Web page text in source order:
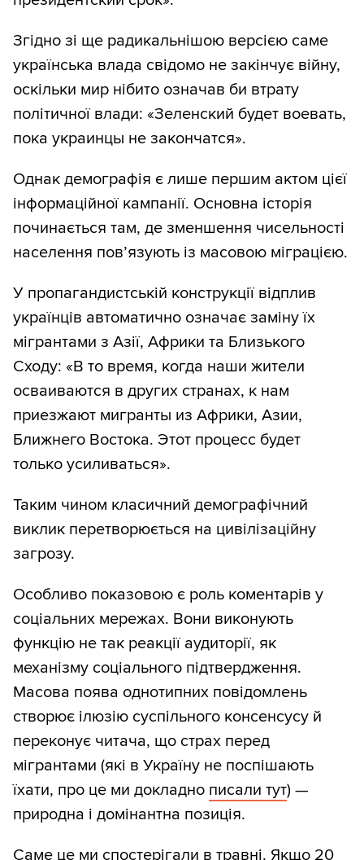
Згідно зі ще радикальнішою версією саме
українська влада свідомо не закінчує війну,
оскільки мир нібито означав би втрату
політичної влади: «Зеленский будет воевать,
пока украинцы не закончатся».
Однак демографія є лише першим актом цієї
інформаційної кампанії. Основна історія
починається там, де зменшення чисельності
населення пов’язують із масовою міграцією.
У пропагандистській конструкції відплив
українців автоматично означає заміну їх
мігрантами з Азії, Африки та Близького
Сходу: «В то время, когда наши жители
осваиваются в других странах, к нам
приезжают мигранты из Африки, Азии,
Ближнего Востока. Этот процесс будет
только усиливаться».
Таким чином класичний демографічний
виклик перетворюється на цивілізаційну
загрозу.
Особливо показовою є роль коментарів у
соціальних мережах. Вони виконують
функцію не так реакції аудиторії, як
механізму соціального підтвердження.
Масова поява однотипних повідомлень
створює ілюзію суспільного консенсусу й
переконує читача, що страх перед
мігрантами (які в Україну не поспішають
їхати, про це ми докладно писали тут) —
природна і домінантна позиція.
Саме це ми спостерігали в травні. Якщо 20